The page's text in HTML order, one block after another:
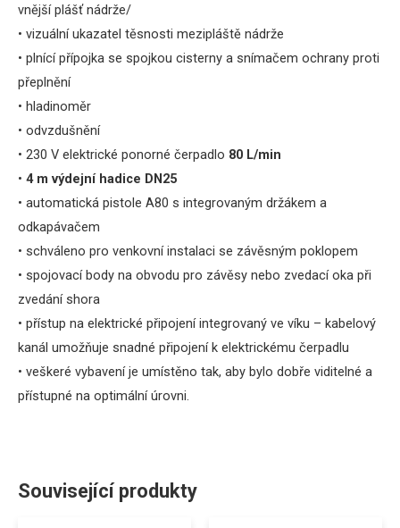
vnější plášť nádrže/
• vizuální ukazatel těsnosti mezipláště nádrže
• plnící přípojka se spojkou cisterny a snímačem ochrany proti
přeplnění
• hladinoměr
• odvzdušnění
• 230 V elektrické ponorné čerpadlo 80 L/min
• 4 m výdejní hadice DN25
• automatická pistole A80 s integrovaným držákem a
odkapávačem
• schváleno pro venkovní instalaci se závěsným poklopem
• spojovací body na obvodu pro závěsy nebo zvedací oka při
zvedání shora
• přístup na elektrické připojení integrovaný ve víku – kabelový
kanál umožňuje snadné připojení k elektrickému čerpadlu
• veškeré vybavení je umístěno tak, aby bylo dobře viditelné a
přístupné na optimální úrovni.
Související produkty